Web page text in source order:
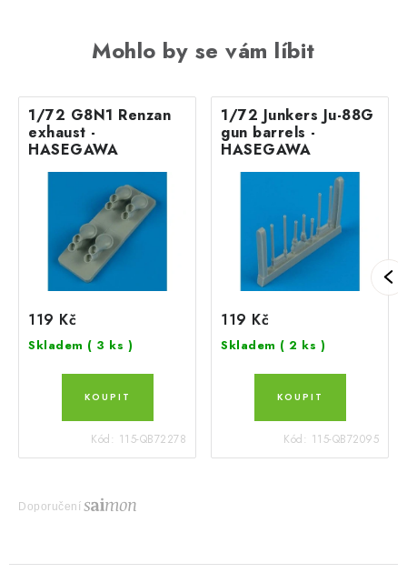
Mohlo by se vám líbit
1/72 G8N1 Renzan
exhaust -
HASEGAWA
119 Kč
Skladem ( 3 ks )
Kód: 115-QB72278
1/72 Junkers Ju-88G
gun barrels -
HASEGAWA
119 Kč
Skladem ( 2 ks )
Kód: 115-QB72095
Doporučení